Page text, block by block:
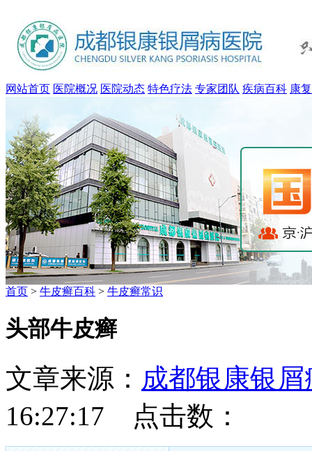
网站首页 医院概况 医院动态 特色疗法 专家团队 疾病百科 康
首页 > 牛皮癣百科 > 牛皮癣常识
头部牛皮癣
文章来源： 成都银康银
16:27:17 点击数：